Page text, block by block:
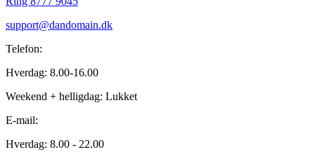
support@dandomain.dk
Telefon:
Hverdag: 8.00-16.00
Weekend + helligdag: Lukket
E-mail:
Hverdag: 8.00 - 22.00